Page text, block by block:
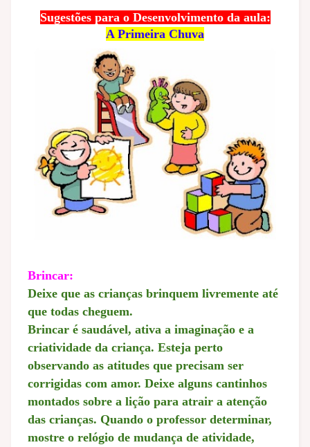
Sugestões para o Desenvolvimento da aula:
A Primeira Chuva
Brincar:
Deixe que as crianças brinquem livremente até
que todas cheguem.
Brincar é saudável, ativa a imaginação e a
criatividade da criança. Esteja perto
observando as atitudes que precisam ser
corrigidas com amor. Deixe alguns cantinhos
montados sobre a lição para atrair a atenção
das crianças. Quando o professor determinar,
mostre o relógio de mudança de atividade,